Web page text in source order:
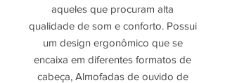
aqueles que procuram alta
qualidade de som e conforto. Possui
um design ergonômico que se
encaixa em diferentes formatos de
cabeça, Almofadas de ouvido de